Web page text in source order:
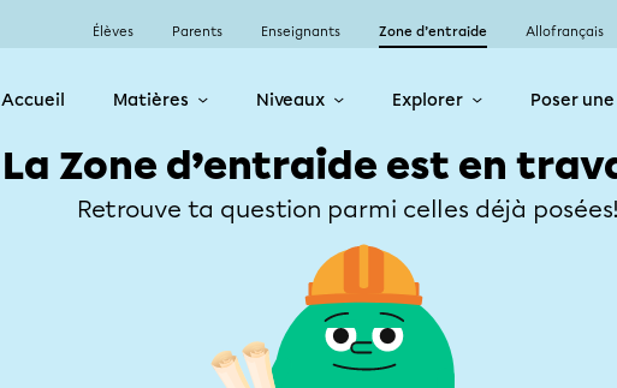
Élèves Parents Enseignants Zone d’entraide Allofrançais
Accueil Matières Niveaux Explorer Poser
La Zone d’entraide est en
Retrouve ta question parmi celles déjà